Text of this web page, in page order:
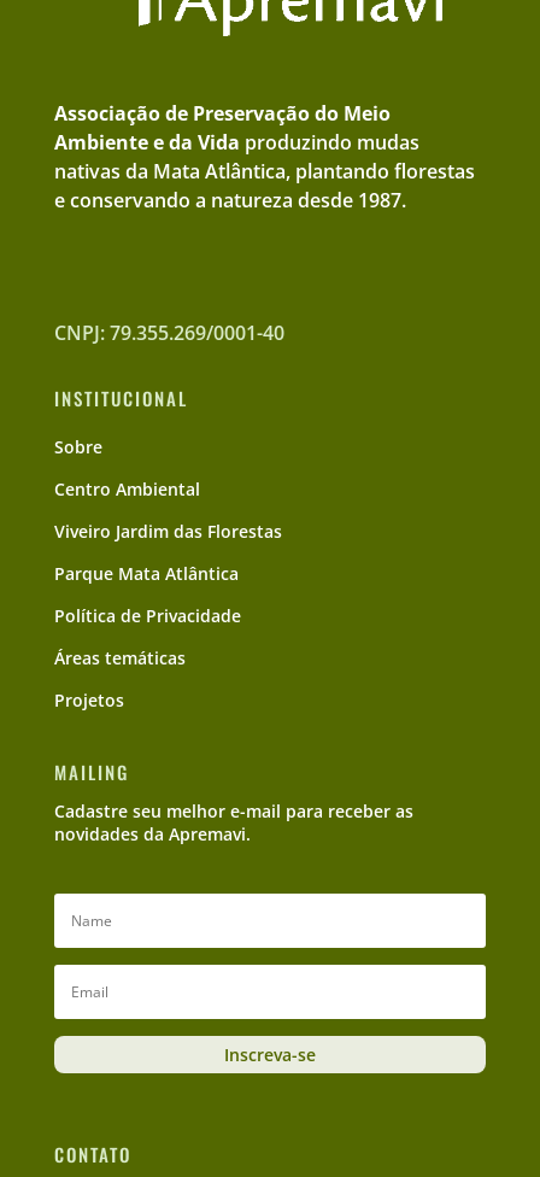
Associação de Preservação do Meio
Ambiente e da Vida produzindo mudas
nativas da Mata Atlântica, plantando florestas
e conservando a natureza desde 1987.
CNPJ: 79.355.269/0001-40
INSTITUCIONAL
Sobre
Centro Ambiental
Viveiro Jardim das Florestas
Parque Mata Atlântica
Política de Privacidade
Áreas temáticas
Projetos
MAILING
Cadastre seu melhor e-mail para receber as
novidades da Apremavi.
Inscreva-se
CONTATO